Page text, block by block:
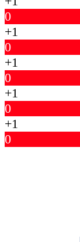
0
+1
0
+1
0
+1
0
+1
0